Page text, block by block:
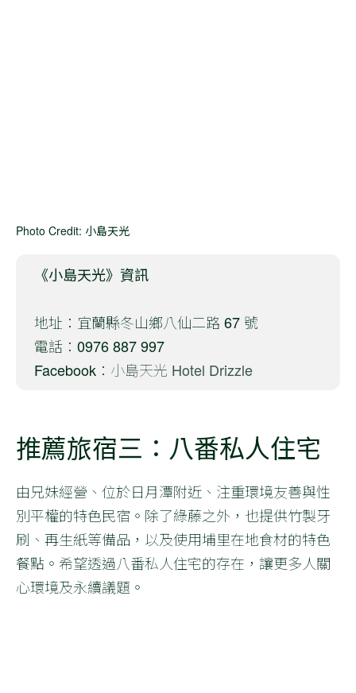
Photo Credit: 小島天光
《小島天光》資訊
地址：宜蘭縣冬山鄉八仙二路 67 號
電話：0976 887 997
Facebook： 小島天光 Hotel Drizzle
推薦旅宿三：八番私人住宅
由兄妹經營、位於日月潭附近、注重環境友善與性
別平權的特色民宿。除了綠藤之外，也提供竹製牙
刷、再生紙等備品，以及使用埔里在地食材的特色
餐點。希望透過八番私人住宅的存在，讓更多人關
心環境及永續議題。